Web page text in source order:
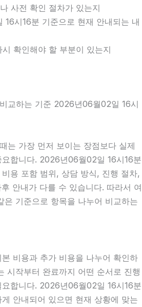
사전 확인 절차가 있는지
시16분 기준으로 현재 안내되는 내
확인해야 할 부분이 있는지
교하는 기준 2026년06월02일 16시
는 가장 먼저 보이는 장점보다 실제
합니다. 2026년06월02일 16시16분
용 포함 범위, 상담 방식, 진행 절차,
안내가 다를 수 있습니다. 따라서 여
은 기준으로 항목을 나누어 비교하는
비용과 추가 비용을 나누어 확인하
시작부터 완료까지 어떤 순서로 진행
합니다. 2026년06월02일 16시16분
안내되어 있으면 현재 상황에 맞는